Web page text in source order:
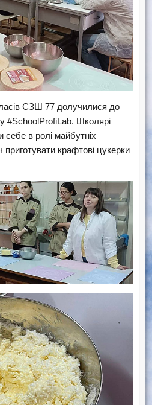
СЗШ 77 долучилися до
#SchoolProfiLab. Школярі
себе в ролі майбутніх
приготувати крафтові цукерки